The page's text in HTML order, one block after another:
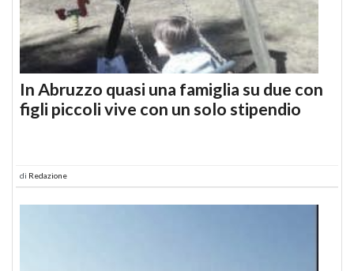
In Abruzzo quasi una famiglia su due con
figli piccoli vive con un solo stipendio
di Redazione